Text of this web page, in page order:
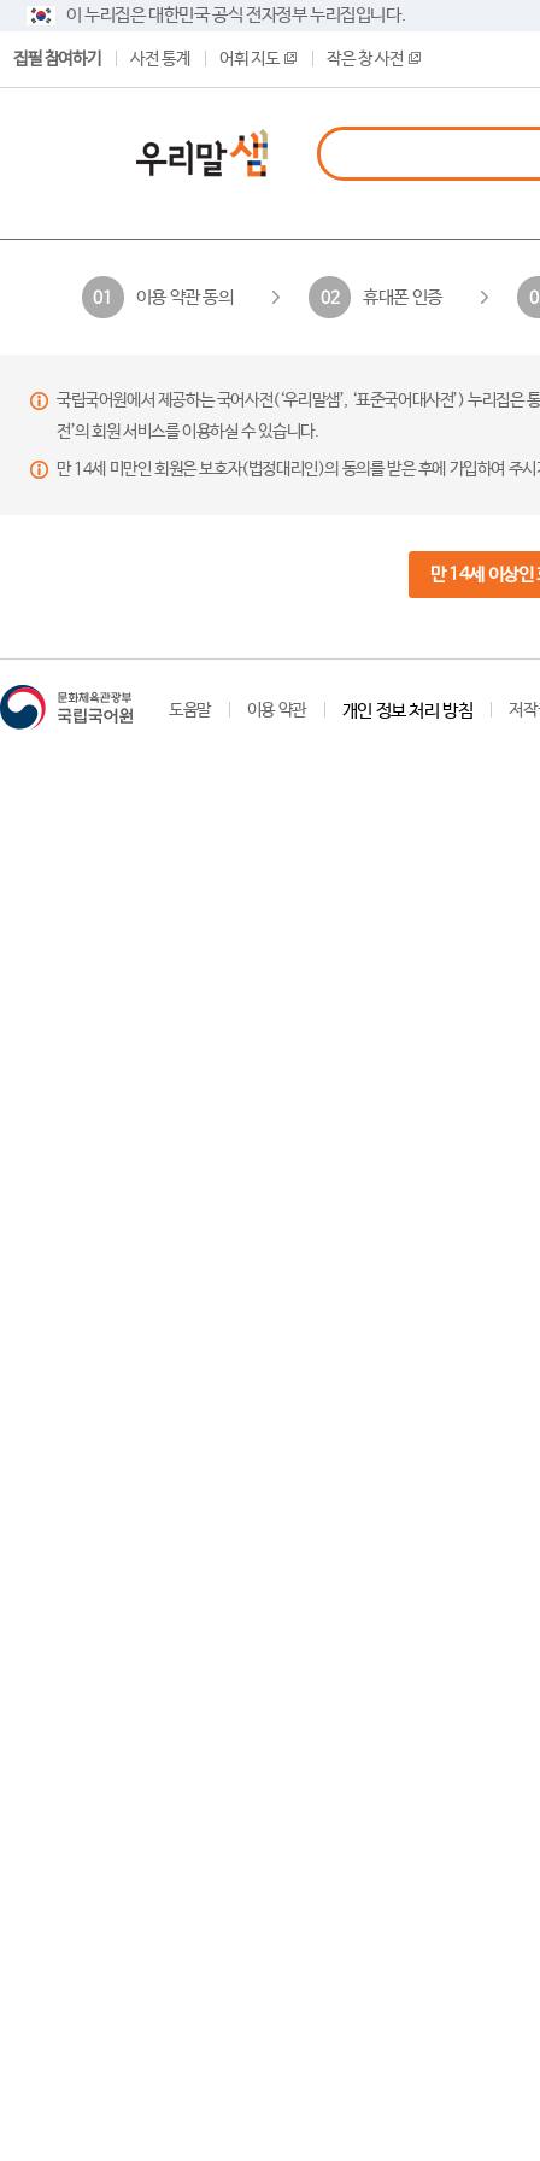
이 누리집은 대한민국 공식 전자정부 누리집입니다.
집필 참여하기 사전 통계 어휘 지도 작은 창 사전
01 이용 약관 동의 02 휴대폰 인증
국립국어원에서 제공하는 국어사전(‘우리말샘’, ‘표준국어대사전’) 누리집
전’의 회원 서비스를 이용하실 수 있습니다.
만 14세 미만인 회원은 보호자(법정대리인)의 동의를 받은 후에 가입하여 주
만 14세 이상인
도움말 이용 약관 개인 정보 처리 방침 저